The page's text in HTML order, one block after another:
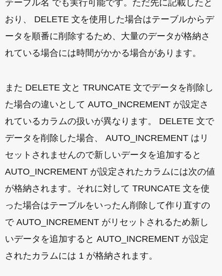
テーブル名 でも実行可能です。ただ先に記載したと
おり、 DELETE 文を使用した場合はテーブルからデ
ータを順番に削除するため、大量のデータが格納さ
れている場合には時間がかかる場合があります。
また DELETE 文と TRUNCATE 文でデータを削除し
た場合の違いとして AUTO_INCREMENT が設定さ
れているカラムの扱いが異なります。 DELETE 文で
データを削除した場合、 AUTO_INCREMENT はリ
セットされませんので新しいデータを追加すると
AUTO_INCREMENT が設定されたカラムには次の値
が格納されます。それに対して TRUNCATE 文を使
った場合はテーブルをいったん削除して作り直すの
で AUTO_INCREMENT がリセットされるため新し
いデータを追加すると AUTO_INCREMENT が設定
されたカラムには 1 が格納されます。